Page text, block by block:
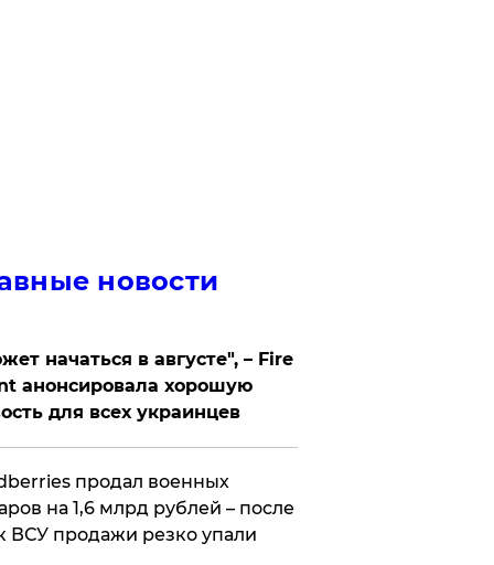
новости
начаться в августе", – Fire
анонсировала хорошую
для всех украинцев
продал военных
на 1,6 млрд рублей – после
ВСУ продажи резко упали